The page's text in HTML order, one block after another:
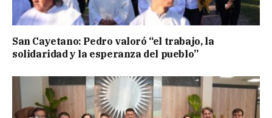
San Cayetano: Pedro valoró “el trabajo, la
solidaridad y la esperanza del pueblo”